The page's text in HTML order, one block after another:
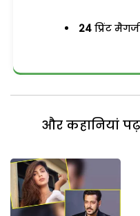
24 प्रिंट
और कहानियां